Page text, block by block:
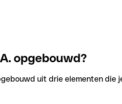
opgebouwd?
uit drie elementen die